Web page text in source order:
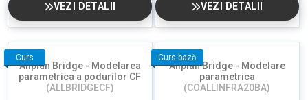
VEZI DETALII VEZI DETALII
Curs
Allplan Bridge - Modelarea
parametrica a podurilor CF
(ALLBRIDGECF)
Curs bază
Allplan Bridge - Modelare
parametrica
(COALLINFRA20BA)